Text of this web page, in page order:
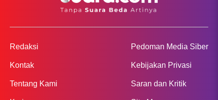
Redaksi
Kontak
Tentang Kami
Pedoman Media Siber
Kebijakan Privasi
Saran dan Kritik